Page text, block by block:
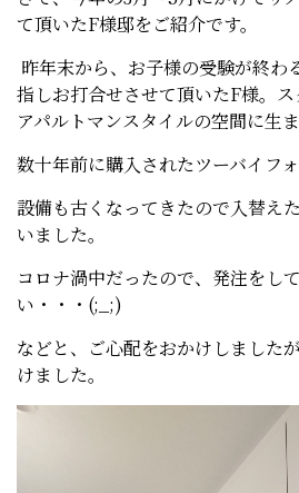
て頂いたF様邸をご紹介です。
昨年末から、お子様の受験が終わ
指しお打合せさせて頂いたF様。
アパルトマンスタイルの空間に生
数十年前に購入されたツーバイフォ
設備も古くなってきたので入替え
いました。
コロナ渦中だったので、発注をし
い・・・(;_;)
などと、ご心配をおかけしました
けました。